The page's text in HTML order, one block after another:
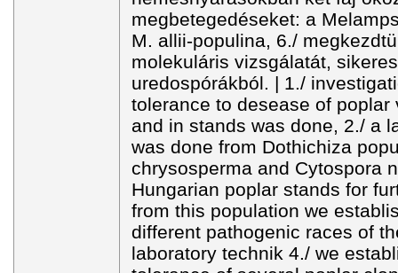
megbetegedéseket: a
M. allii-populina, 6./
molekuláris vizsgálatát,
uredospórákból. | 1./
tolerance to desease of poplar
and in stands was done, 2./ a
was done from Dothichiza
chrysosperma and Cytospora
Hungarian poplar stands for
from this population we
different pathogenic races of
laboratory technik 4./ we